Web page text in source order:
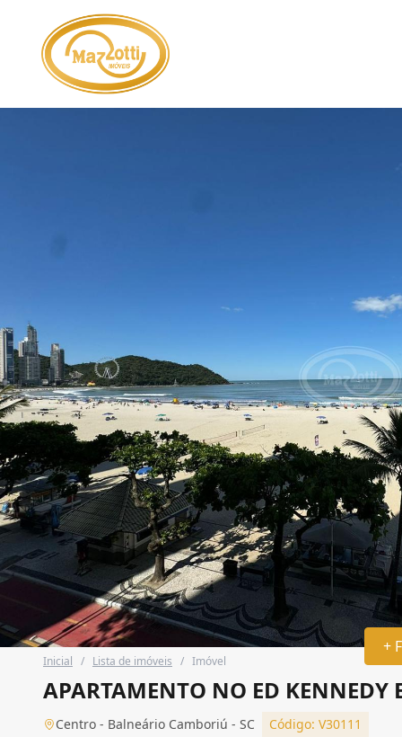
+
Inicial / Lista de imóveis / Imóvel
APARTAMENTO NO ED
Centro - Balneário Camboriú - SC Código: V30111